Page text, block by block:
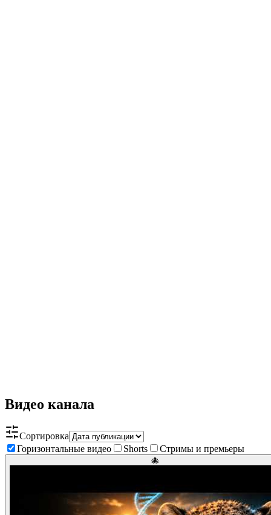
Видео канала
Сортировка
Горизонтальные видео
Shorts Стримы и премьеры
🐙